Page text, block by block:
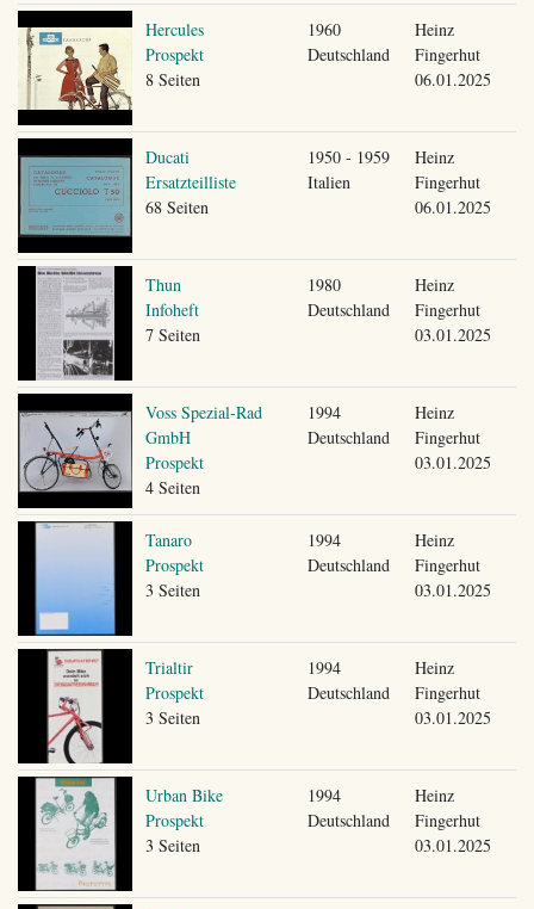
Hercules
Prospekt
8 Seiten
1960
Deutschland
Heinz
Fingerhut
06.01.2025
Ducati
Ersatzteilliste
68 Seiten
1950 - 1959
Italien
Heinz
Fingerhut
06.01.2025
Thun
Infoheft
7 Seiten
1980
Deutschland
Heinz
Fingerhut
03.01.2025
Voss Spezial-Rad
GmbH
Prospekt
4 Seiten
1994
Deutschland
Heinz
Fingerhut
03.01.2025
Tanaro
Prospekt
3 Seiten
1994
Deutschland
Heinz
Fingerhut
03.01.2025
Trialtir
Prospekt
3 Seiten
1994
Deutschland
Heinz
Fingerhut
03.01.2025
Urban Bike
Prospekt
3 Seiten
1994
Deutschland
Heinz
Fingerhut
03.01.2025